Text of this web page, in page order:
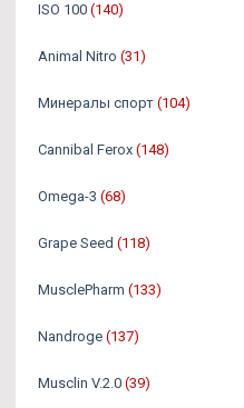
ISO 100 (140)
Animal Nitro (31)
Минералы спорт (104)
Cannibal Ferox (148)
Omega-3 (68)
Grape Seed (118)
MusclePharm (133)
Nandroge (137)
Musclin V.2.0 (39)